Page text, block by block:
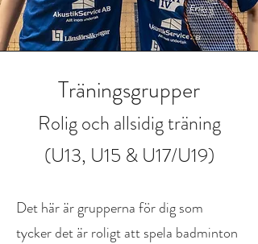
Träningsgrupper
Rolig och allsidig träning
(U13, U15 & U17/U19)
Det här är grupperna för dig som
tycker det är roligt att spela badminton